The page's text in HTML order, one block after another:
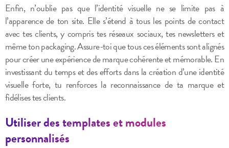
Enfin, n’oublie pas que l’identité visuelle ne se limite pas à
l’apparence de ton site. Elle s’étend à tous les points de contact
avec tes clients, y compris tes réseaux sociaux, tes newsletters et
même ton packaging. Assure-toi que tous ces éléments sont alignés
pour créer une expérience de marque cohérente et mémorable. En
investissant du temps et des efforts dans la création d’une identité
visuelle forte, tu renforces la reconnaissance de ta marque et
fidélises tes clients.
Utiliser des templates et modules
personnalisés